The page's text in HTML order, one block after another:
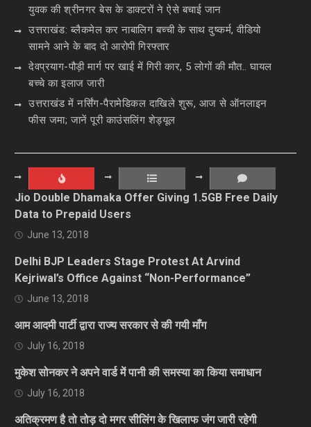
युवक की श्रीनगर बेस के डाक्टरों ने ऐसे बचाई जान
उत्तराखंड: ब्लैकमेल कर नाबालिग बच्ची के साथ दुष्कर्म, वीडियो
सामने आने के बाद दो आरोपी गिरफ्तार
देवप्रयाग-पौड़ी मार्ग पर खाई में गिरी कार, 5 लोगों की मौत.. घायल
बच्चे का इलाज जारी
उत्तराखंड में नर्सिंग-पैरामेडिकल दाखिले शुरू, आज से ऑनलाइन
फीस जमा; जानें पूरी काउंसलिंग शेड्यूल
Jio Double Dhamaka Offer Giving 1.5GB Free Daily
Data to Prepaid Users
June 13, 2018
Delhi BJP Leaders Stage Protest At Arvind
Kejriwal’s Office Against “Non-Performance”
June 13, 2018
आम आदमी पार्टी द्वारा राज्य सरकार से की गयी माँग
July 16, 2018
मुकेश सोनकर ने अपने वार्ड में पानी की समस्या का किया समाधान
July 16, 2018
अतिक्रमण है तो तोड़ दो मगर सीलिंग के खिलाफ जंग जारी रहेगी